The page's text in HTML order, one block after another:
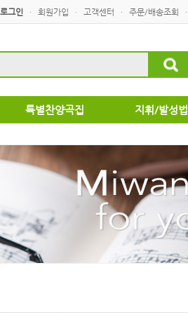
로그인 · 회원가입 · 고객센터 · 주문/배송조회 ·
특별찬양곡집 지휘/발성법